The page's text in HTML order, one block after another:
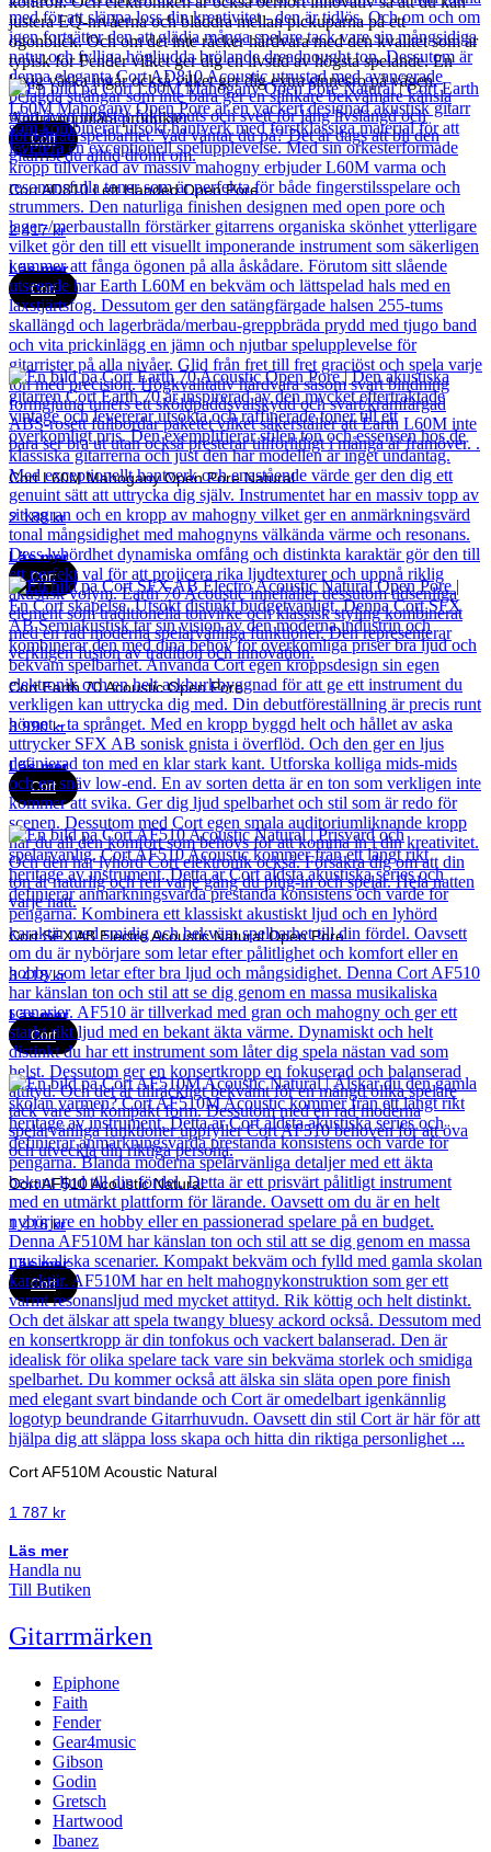
justera EQ-nivåerna och bläddra mellan pickuparna på ett
ögonblick. Och om det inte räcker hårdvara med den kvalitet som är
typisk för Fender vilket ger dig en livstid av högsta spelande. En
lyxig väska ingår också vilket ger dig extra sinnesro på vägen.
Andra populära produkter
Cort
Cort AD810 Left Handed Open Pore
2 417kr
Läs mer
Cort
Cort L60M Mahogany Open Pore Natural
2 188kr
Läs mer
Cort
Cort Earth 70 Acoustic Open Pore
3 990kr
Läs mer
Cort
Cort SFX AB Electro Acoustic Natural Open Pore
3 418kr
Läs mer
Cort
Cort AF510 Acoustic Natural
1 416kr
Läs mer
Cort
Cort AF510M Acoustic Natural
1 787 kr
Läs mer
Handla nu
Till Butiken
Gitarrmärken
Epiphone
Faith
Fender
Gear4music
Gibson
Godin
Gretsch
Hartwood
Ibanez